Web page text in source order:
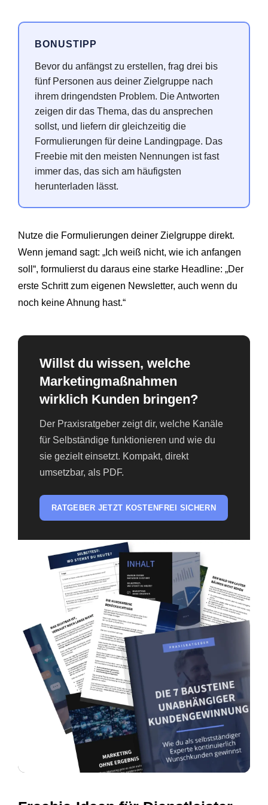
BONUSTIPP
Bevor du anfängst zu erstellen, frag drei bis
fünf Personen aus deiner Zielgruppe nach
ihrem dringendsten Problem. Die Antworten
zeigen dir das Thema, das du ansprechen
sollst, und liefern dir gleichzeitig die
Formulierungen für deine Landingpage. Das
Freebie mit den meisten Nennungen ist fast
immer das, das sich am häufigsten
herunterladen lässt.
Nutze die Formulierungen deiner Zielgruppe direkt.
Wenn jemand sagt: „Ich weiß nicht, wie ich anfangen
soll“, formulierst du daraus eine starke Headline: „Der
erste Schritt zum eigenen Newsletter, auch wenn du
noch keine Ahnung hast.“
Willst du wissen, welche
Marketingmaßnahmen
wirklich Kunden bringen?
Der Praxisratgeber zeigt dir, welche Kanäle
für Selbständige funktionieren und wie du
sie gezielt einsetzt. Kompakt, direkt
umsetzbar, als PDF.
RATGEBER JETZT KOSTENFREI SICHERN